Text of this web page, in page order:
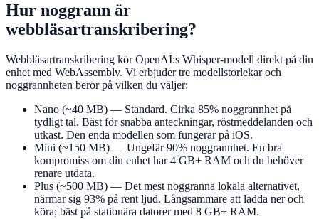
Hur noggrann är
webbläsartranskribering?
Webbläsartranskribering kör OpenAI:s Whisper-modell direkt på din
enhet med WebAssembly. Vi erbjuder tre modellstorlekar och
noggrannheten beror på vilken du väljer:
Nano (~40 MB) — Standard. Cirka 85% noggrannhet på
tydligt tal. Bäst för snabba anteckningar, röstmeddelanden och
utkast. Den enda modellen som fungerar på iOS.
Mini (~150 MB) — Ungefär 90% noggrannhet. En bra
kompromiss om din enhet har 4 GB+ RAM och du behöver
renare utdata.
Plus (~500 MB) — Det mest noggranna lokala alternativet,
närmar sig 93% på rent ljud. Långsammare att ladda ner och
köra; bäst på stationära datorer med 8 GB+ RAM.